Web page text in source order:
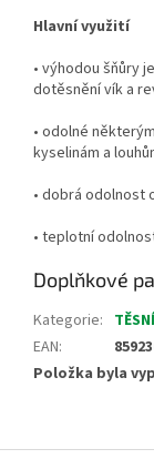
Hlavní využití
• výhodou šňůry
dotěsnění vík a
• odolné
kyselinám a
• dobrá odolnost
• teplotní
Doplňkové
Kategorie:
EAN:
Položka byla